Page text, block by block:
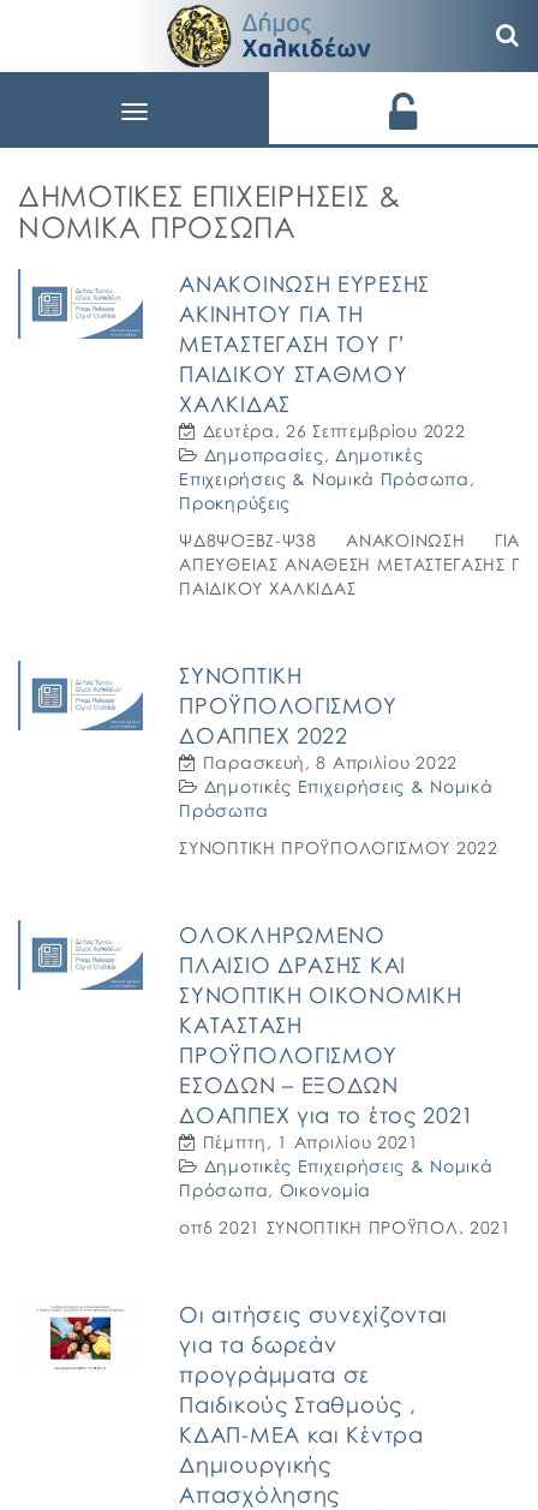
Toggle
ΔΗΜΟΤΙΚΈΣ ΕΠΙΧΕΙΡΉΣΕΙΣ &
ΝΟΜΙΚΆ ΠΡΌΣΩΠΑ
ΑΝΑΚΟΙΝΩΣΗ ΕΥΡΕΣΗΣ
ΑΚΙΝΗΤΟΥ ΓΙΑ ΤΗ
ΜΕΤΑΣΤΕΓΑΣΗ ΤΟΥ Γ’
ΠΑΙΔΙΚΟΥ ΣΤΑΘΜΟΥ
ΧΑΛΚΙΔΑΣ
Δευτέρα, 26 Σεπτεμβρίου 2022
Δημοπρασίες, Δημοτικές
Επιχειρήσεις & Νομικά Πρόσωπα ,
Προκηρύξεις
ΨΔ8ΨΟΞΒΖ-Ψ38 ΑΝΑΚΟΙΝΩΣΗ ΓΙΑ
ΑΠΕΥΘΕΙΑΣ ΑΝΑΘΕΣΗ ΜΕΤΑΣΤΕΓΑΣΗΣ Γ
ΠΑΙΔΙΚΟΥ ΧΑΛΚΙΔΑΣ
ΣΥΝΟΠΤΙΚΗ
ΠΡΟΫΠΟΛΟΓΙΣΜΟΥ
ΔΟΑΠΠΕΧ 2022
Παρασκευή, 8 Απριλίου 2022
Δημοτικές Επιχειρήσεις & Νομικά
Πρόσωπα
ΣΥΝΟΠΤΙΚΗ ΠΡΟΫΠΟΛΟΓΙΣΜΟΥ 2022
ΟΛΟΚΛΗΡΩΜΕΝΟ
ΠΛΑΙΣΙΟ ΔΡΑΣΗΣ ΚΑΙ
ΣΥΝΟΠΤIΚΗ ΟΙΚΟΝΟΜΙΚΗ
ΚΑΤΑΣΤΑΣΗ
ΠΡΟΫΠΟΛΟΓΙΣΜΟΥ
ΕΣΟΔΩΝ – ΕΞΟΔΩΝ
ΔΟΑΠΠΕΧ για το έτος 2021
Πέμπτη, 1 Απριλίου 2021
Δημοτικές Επιχειρήσεις & Νομικά
Πρόσωπα, Οικονομία
οπδ 2021 ΣΥΝΟΠΤΙΚΗ ΠΡΟΫΠΟΛ. 2021
Οι αιτήσεις συνεχίζονται
για τα δωρεάν
προγράμματα σε
Παιδικούς Σταθμούς ,
ΚΔΑΠ-ΜΕΑ και Κέντρα
Δημιουργικής
Απασχόλησης